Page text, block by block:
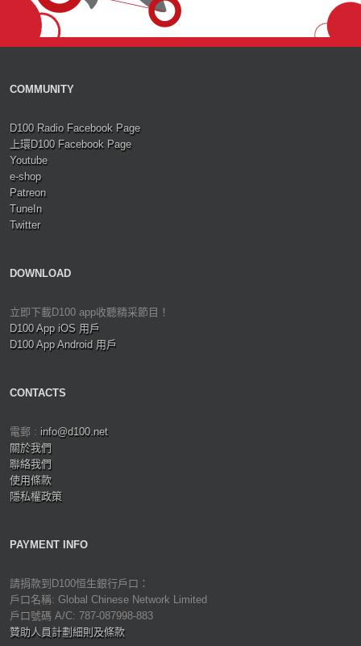
COMMUNITY
D100 Radio Facebook Page
上環D100 Facebook Page
Youtube
e-shop
Patreon
TuneIn
Twitter
DOWNLOAD
立即下載D100 app收聽精采節目！
D100 App iOS 用戶
D100 App Android 用戶
CONTACTS
電郵 : info@d100.net
關於我們
聯絡我們
使用條款
隱私權政策
PAYMENT INFO
請捐款到D100恒生銀行戶口：
戶口名稱: Global Chinese Network Limited
戶口號碼 A/C: 787-087998-883
贊助人員計劃細則及條款